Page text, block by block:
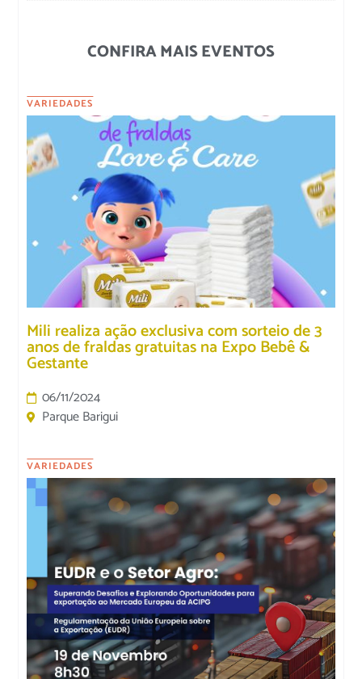
CONFIRA MAIS EVENTOS
VARIEDADES
Mili realiza ação exclusiva com sorteio de 3
anos de fraldas gratuitas na Expo Bebê &
Gestante
06/11/2024
Parque Barigui
VARIEDADES